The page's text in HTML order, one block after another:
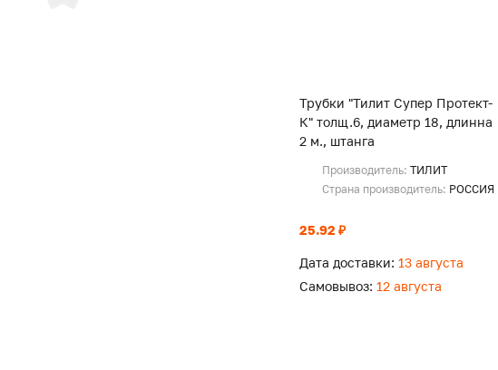
Трубки "Тилит Супер Протект-
К" толщ.6, диаметр 18, длинна
2 м., штанга
Производитель: ТИЛИТ
Страна производитель: РОССИЯ
25.92 ₽
Дата доставки: 13 августа
Самовывоз: 12 августа